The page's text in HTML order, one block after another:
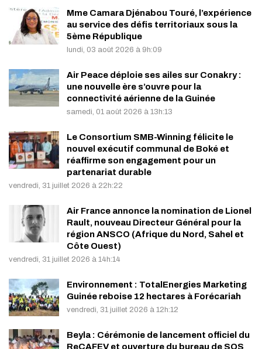
Mme Camara Djénabou Touré, l’expérience
au service des défis territoriaux sous la
5ème République
lundi, 03 août 2026 à 9h:09
Air Peace déploie ses ailes sur Conakry :
une nouvelle ère s’ouvre pour la
connectivité aérienne de la Guinée
samedi, 01 août 2026 à 13h:13
Le Consortium SMB-Winning félicite le
nouvel exécutif communal de Boké et
réaffirme son engagement pour un
partenariat durable
vendredi, 31 juillet 2026 à 22h:22
Air France annonce la nomination de Lionel
Rault, nouveau Directeur Général pour la
région ANSCO (Afrique du Nord, Sahel et
Côte Ouest)
vendredi, 31 juillet 2026 à 14h:14
Environnement : TotalEnergies Marketing
Guinée reboise 12 hectares à Forécariah
vendredi, 31 juillet 2026 à 12h:12
Beyla : Cérémonie de lancement officiel du
ReCAFEV et ouverture du bureau de SOS